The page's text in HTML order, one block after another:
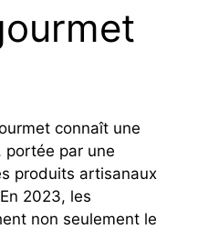
connaît une
portée par une
produits artisanaux
2023, les
non seulement le